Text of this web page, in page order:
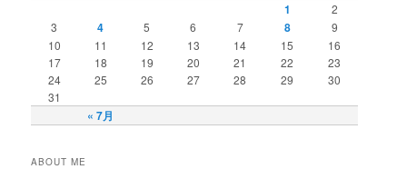
« 7月
1
2
3
4 5 6 7 8
9
10
11 12 13 14 15
16
17
18 19 20 21 22
23
24
25 26 27 28 29
30
31
ABOUT ME